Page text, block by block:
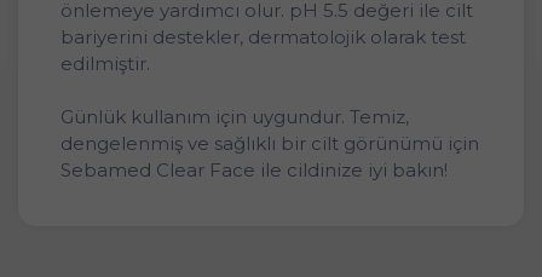
önlemeye yardımcı olur. pH 5.5 değeri ile cilt
bariyerini destekler, dermatolojik olarak test
edilmiştir.
Günlük kullanım için uygundur. Temiz,
dengelenmiş ve sağlıklı bir cilt görünümü için
Sebamed Clear Face ile cildinize iyi bakın!